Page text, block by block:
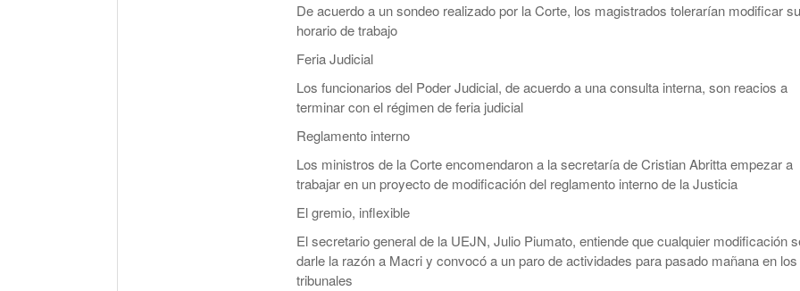
De acuerdo a un sondeo realizado por la Corte, los magistrados tolerarían modificar su
horario de trabajo
Feria Judicial
Los funcionarios del Poder Judicial, de acuerdo a una consulta interna, son reacios a
terminar con el régimen de feria judicial
Reglamento interno
Los ministros de la Corte encomendaron a la secretaría de Cristian Abritta empezar a
trabajar en un proyecto de modificación del reglamento interno de la Justicia
El gremio, inflexible
El secretario general de la UEJN, Julio Piumato, entiende que cualquier modificación
darle la razón a Macri y convocó a un paro de actividades para pasado mañana en los
tribunales